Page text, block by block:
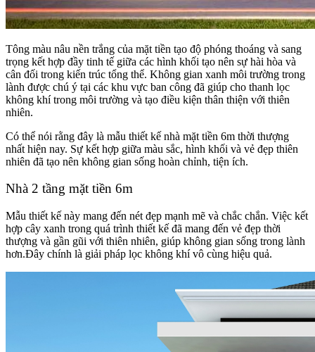
Tông màu nâu nền trắng của mặt tiền tạo độ phóng thoáng và sang
trọng kết hợp đầy tinh tế giữa các hình khối tạo nên sự hài hòa và
cân đối trong kiến trúc tổng thể. Không gian xanh môi trường trong
lành được chú ý tại các khu vực ban công đã giúp cho thanh lọc
không khí trong môi trường và tạo điều kiện thân thiện với thiên
nhiên.
Có thể nói rằng đây là mẫu thiết kế nhà mặt tiền 6m thời thượng
nhất hiện nay. Sự kết hợp giữa màu sắc, hình khối và vẻ đẹp thiên
nhiên đã tạo nên không gian sống hoàn chỉnh, tiện ích.
Nhà 2 tầng mặt tiền 6m
Mẫu thiết kế này mang đến nét đẹp mạnh mẽ và chắc chắn. Việc kết
hợp cây xanh trong quá trình thiết kế đã mang đến vẻ đẹp thời
thượng và gần gũi với thiên nhiên, giúp không gian sống trong lành
hơn.Đây chính là giải pháp lọc không khí vô cùng hiệu quả.